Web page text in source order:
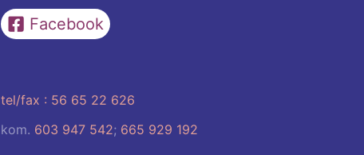
Facebook
tel/fax : 56 65 22 626
kom. 603 947 542; 665 929 192